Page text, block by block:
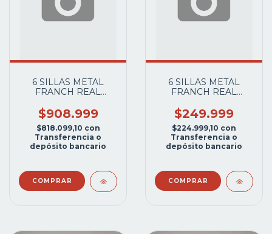
6 SILLAS METAL
FRANCH REAL
CRUDO+MESA
ALCARA 1.5X0.8MTS.
CAÑO ALUMINIO
$908.999
$818.099,10 con
Transferencia o
depósito bancario
6 SILLAS METAL
FRANCH REAL
ARENA+MESA
ALCARA 1.5X0.8MTS.
CAÑO ALUMINIO
$249.999
$224.999,10 con
Transferencia o
depósito bancario